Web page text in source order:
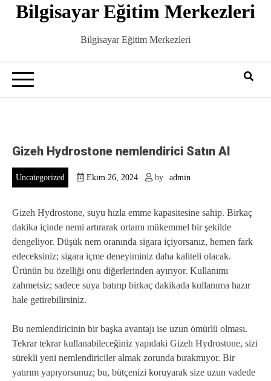
SkipBilgisayar Eğitim Merkezleri
Bilgisayar Eğitim Merkezleri
Gizeh Hydrostone nemlendirici Satın Al
Uncategorized Ekim 26, 2024 by admin
Gizeh Hydrostone, suyu hızla emme kapasitesine sahip. Birkaç
dakika içinde nemi artırarak ortamı mükemmel bir şekilde
dengeliyor. Düşük nem oranında sigara içiyorsanız, hemen fark
edeceksiniz; sigara içme deneyiminiz daha kaliteli olacak.
Ürünün bu özelliği onu diğerlerinden ayırıyor. Kullanımı
zahmetsiz; sadece suya batırıp birkaç dakikada kullanıma hazır
hale getirebilirsiniz.
Bu nemlendiricinin bir başka avantajı ise uzun ömürlü olması.
Tekrar tekrar kullanabileceğiniz yapıdaki Gizeh Hydrostone, sizi
sürekli yeni nemlendiriciler almak zorunda bırakmıyor. Bir
yatırım yapıyorsunuz; bu, bütçenizi koruyarak size uzun vadede